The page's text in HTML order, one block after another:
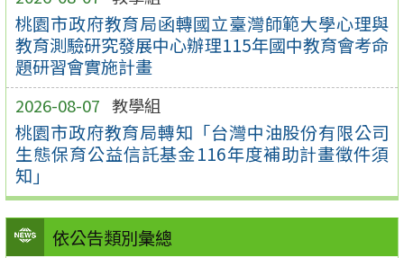
桃園市政府教育局函轉國立臺灣師範大學心理與
教育測驗研究發展中心辦理115年國中教育會考命
題研習會實施計畫
2026-08-07 教學組
桃園市政府教育局轉知「台灣中油股份有限公司
生態保育公益信託基金116年度補助計畫徵件須
知」
依公告類別彙總